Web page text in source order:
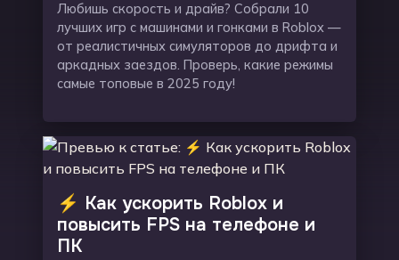
Любишь скорость и драйв? Собрали 10
лучших игр с машинами и гонками в Roblox —
от реалистичных симуляторов до дрифта и
аркадных заездов. Проверь, какие режимы
самые топовые в 2025 году!
⚡ Как ускорить Roblox и
повысить FPS на телефоне и
ПК